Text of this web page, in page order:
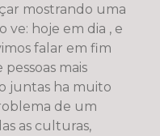
mostrando uma
hoje em dia , e
falar em fim
mais
juntas ha muito
de um
as culturas,